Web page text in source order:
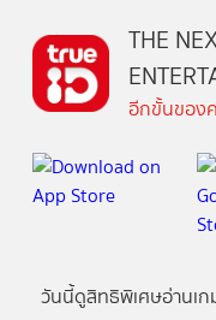
THE
อีกขั้นของ
วันนี้ดูสิทธิพิเศษอ่านเ